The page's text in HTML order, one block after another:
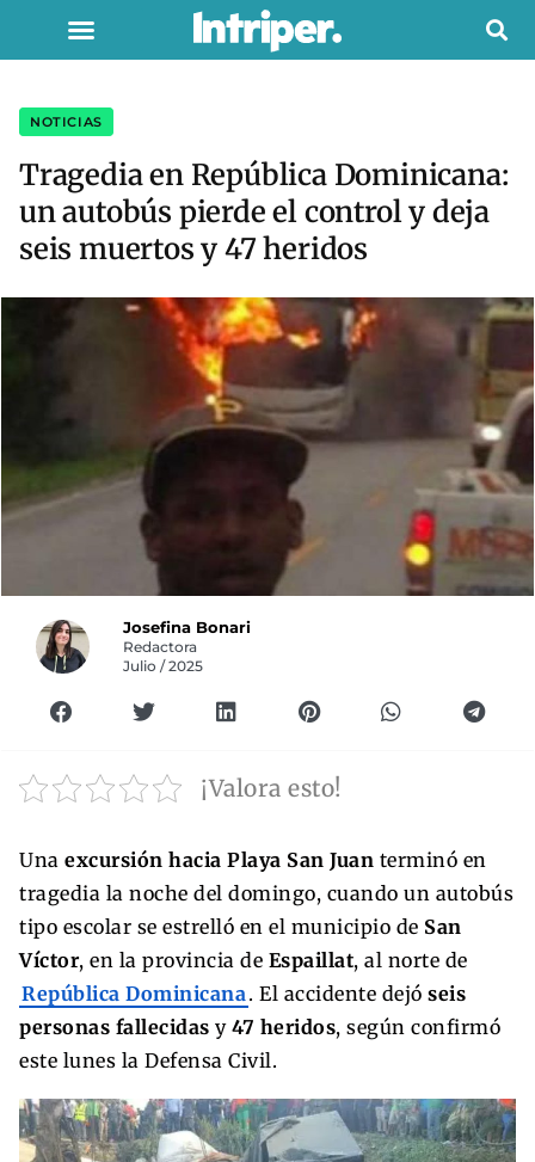
NOTICIAS
Tragedia en República Dominicana:
un autobús pierde el control y deja
seis muertos y 47 heridos
Josefina Bonari
Redactora
Julio / 2025
¡Valora esto!
Una excursión hacia Playa San Juan terminó en
tragedia la noche del domingo, cuando un autobús
tipo escolar se estrelló en el municipio de San
Víctor, en la provincia de Espaillat, al norte de
República Dominicana . El accidente dejó seis
personas fallecidas y 47 heridos, según confirmó
este lunes la Defensa Civil.